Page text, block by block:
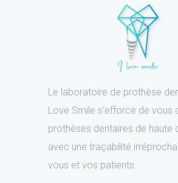
Le laboratoire de prothèse
Love Smile s’efforce de vous
prothèses dentaires de haute
avec une traçabilité
vous et vos patients.